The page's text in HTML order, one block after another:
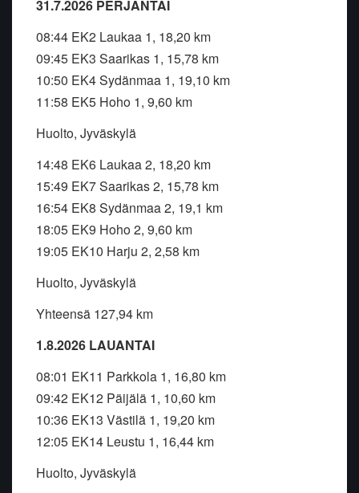
31.7.2026 PERJANTAI
08:44 EK2 Laukaa 1, 18,20 km
09:45 EK3 Saarikas 1, 15,78 km
10:50 EK4 Sydänmaa 1, 19,10 km
11:58 EK5 Hoho 1, 9,60 km
Huolto, Jyväskylä
14:48 EK6 Laukaa 2, 18,20 km
15:49 EK7 Saarikas 2, 15,78 km
16:54 EK8 Sydänmaa 2, 19,1 km
18:05 EK9 Hoho 2, 9,60 km
19:05 EK10 Harju 2, 2,58 km
Huolto, Jyväskylä
Yhteensä 127,94 km
1.8.2026 LAUANTAI
08:01 EK11 Parkkola 1, 16,80 km
09:42 EK12 Päijälä 1, 10,60 km
10:36 EK13 Västilä 1, 19,20 km
12:05 EK14 Leustu 1, 16,44 km
Huolto, Jyväskylä